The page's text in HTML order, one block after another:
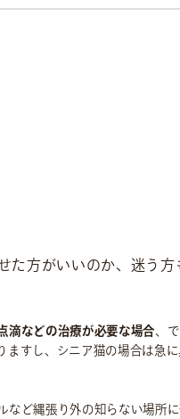
た方がいいのか、迷う方
滴などの治療が必要な場合、で
すし、シニア猫の場合は急
など縄張り外の知らない場所